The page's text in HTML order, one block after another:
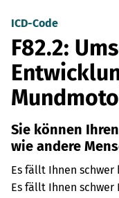
ICD-Code
F82.2:
Sie können
wie andere
Es fällt Ihnen
Es fällt Ihnen schwer